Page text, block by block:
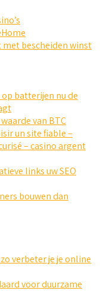
met bescheiden winst
batterijen nu de
van BTC
un site fiable –
– casino argent
links uw SEO
bouwen dan
verbeter je je online
voor duurzame